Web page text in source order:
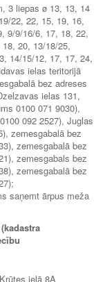
3 liepas ø 13, 13, 14
22, 22, 15, 19, 16,
9/9/16/6, 17, 18, 22,
20, 13/18/25,
14/15/12, 17, 17, 24,
ielas teritorijā
bez adreses
ielas 131,
0100 071 9030),
092 2527), Juglas
zemesgabalā bez
zemesgabalā bez
zemesgabals bez
zemesgabalā bez
saņemt ārpus meža
ielā 8A